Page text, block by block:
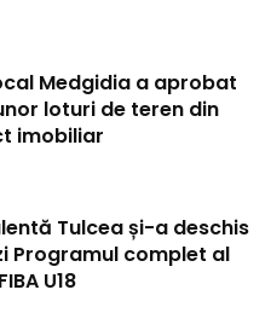
Medgidia a aprobat
loturi de teren din
imobiliar
Tulcea și-a deschis
Programul complet al
U18